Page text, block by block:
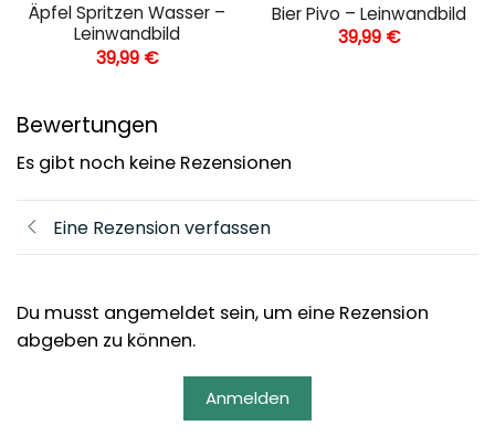
Äpfel Spritzen Wasser –
Leinwandbild
39,99 €
Bier Pivo – Leinwandbild
39,99 €
Bewertungen
Es gibt noch keine Rezensionen
Eine Rezension verfassen
Du musst angemeldet sein, um eine Rezension
abgeben zu können.
Anmelden